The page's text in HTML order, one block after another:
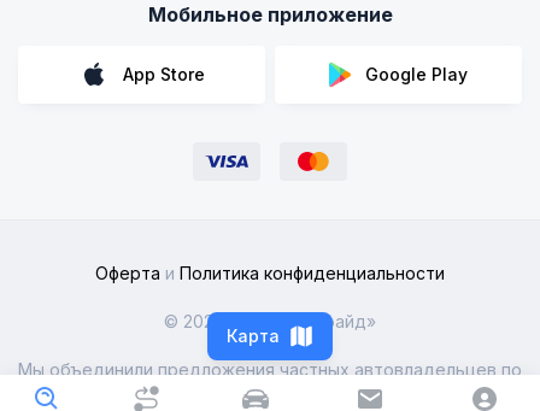
Мобильное приложение
App Store Google Play
Оферта и Политика конфиденциальности
© 2026 ООО «Рентрайд»
Мы объединили предложения частных автовладельцев по
всей России
Карта